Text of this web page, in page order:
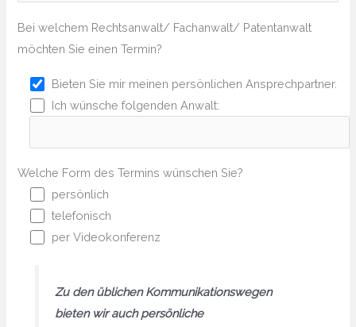
Bei welchem Rechtsanwalt/ Fachanwalt/ Patentanwalt
möchten Sie einen Termin?
Bieten Sie mir meinen persönlichen Ansprechpartner.
Ich wünsche folgenden Anwalt:
Welche Form des Termins wünschen Sie?
persönlich
telefonisch
per Videokonferenz
Zu den üblichen Kommunikationswegen
bieten wir auch persönliche